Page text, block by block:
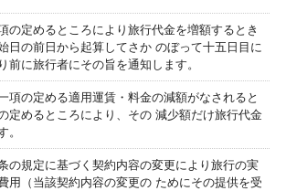
の定めるところにより旅行代金を増額するとき
日の前日から起算してさか のぼって十五日目に
前に旅行者にその旨を通知します。
項の定める適用運賃・料金の減額がなされると
定めるところにより、その 減少額だけ旅行代金
。
の規定に基づく契約内容の変更により旅行の実
用（当該契約内容の変更の ためにその提供を受